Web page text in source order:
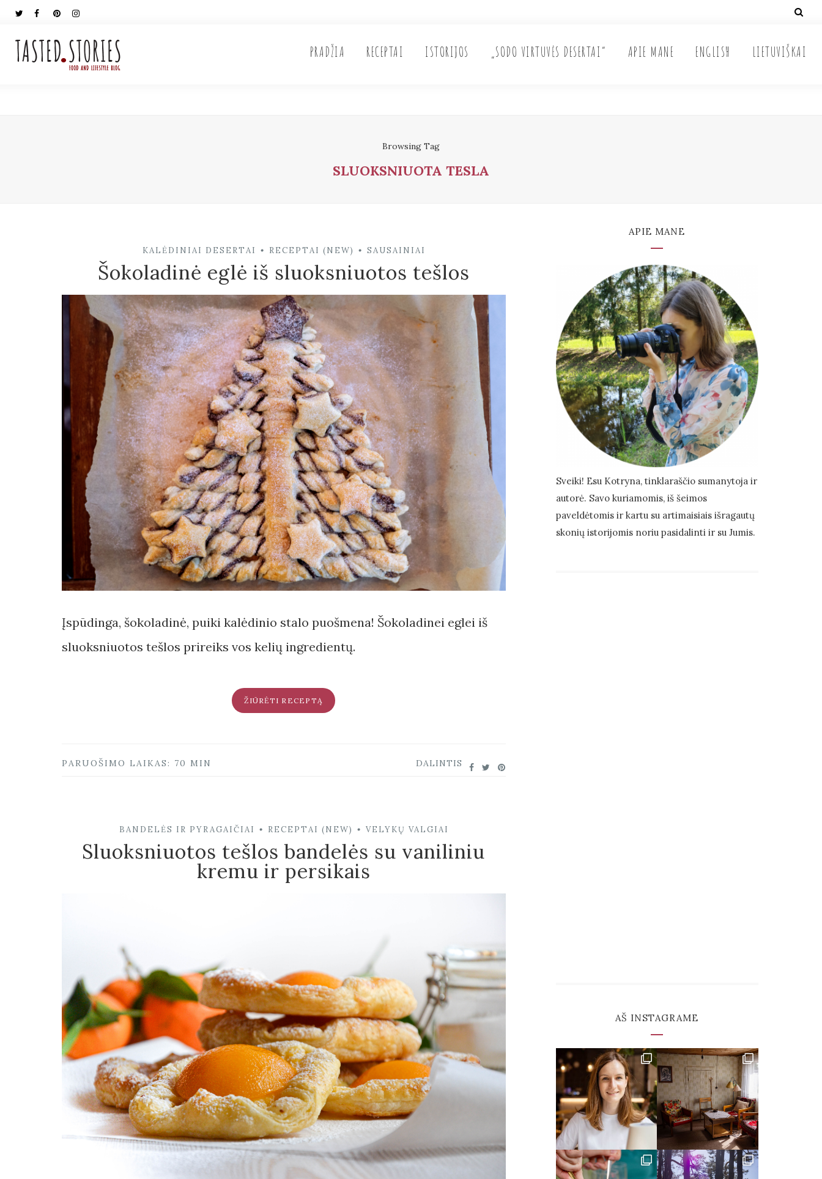
PRADŽIA RECEPTAI ISTORIJOS „SODO VIRTUVĖS DESERTAI“ APIE MANE ENGLISH LIETUVIŠKAI
Browsing Tag
SLUOKSNIUOTA TESLA
KALĖDINIAI DESERTAI • RECEPTAI (NEW) • SAUSAINIAI
Šokoladinė eglė iš sluoksniuotos tešlos
Įspūdinga, šokoladinė, puiki kalėdinio stalo puošmena! Šokoladinei eglei iš
sluoksniuotos tešlos prireiks vos kelių ingredientų.
ŽIŪRĖTI RECEPTĄ
DALINTIS
PARUOŠIMO LAIKAS: 70 MIN
BANDELĖS IR PYRAGAIČIAI • RECEPTAI (NEW) • VELYKŲ VALGIAI
Sluoksniuotos tešlos bandelės su vaniliniu
kremu ir persikais
APIE MANE
Sveiki! Esu Kotryna, tinklaraščio sumanytoja ir
autorė. Savo kuriamomis, iš šeimos
paveldėtomis ir kartu su artimaisiais išragautų
skonių istorijomis noriu pasidalinti ir su Jumis.
AŠ INSTAGRAME